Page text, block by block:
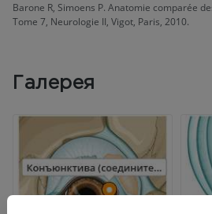
Barone R, Simoens P. Anatomie comparée
Tome 7, Neurologie II, Vigot, Paris, 2010.
Галерея